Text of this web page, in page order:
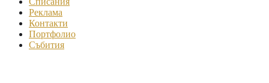
Реклама
Контакти
Портфолио
Събития